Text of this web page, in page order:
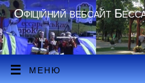
Офіційний вебсайт
МЕНЮ